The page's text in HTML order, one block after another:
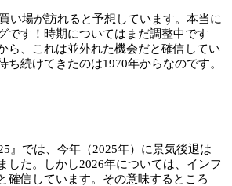
い場が訪れると予想しています。本当に
です！時期についてはまだ調整中です
ら、これは並外れた機会だと確信してい
ち続けてきたのは1970年からなのです。
』では、今年（2025年）に景気後退は
した。しかし2026年については、インフ
確信しています。その意味するところ